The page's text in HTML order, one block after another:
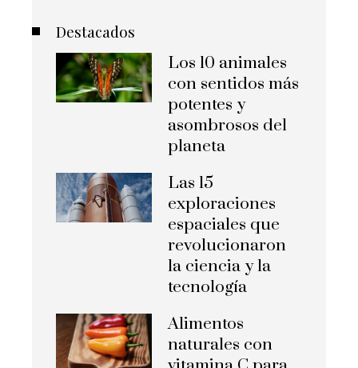
Destacados
Los 10 animales
con sentidos más
potentes y
asombrosos del
planeta
Las 15
exploraciones
espaciales que
revolucionaron
la ciencia y la
tecnología
Alimentos
naturales con